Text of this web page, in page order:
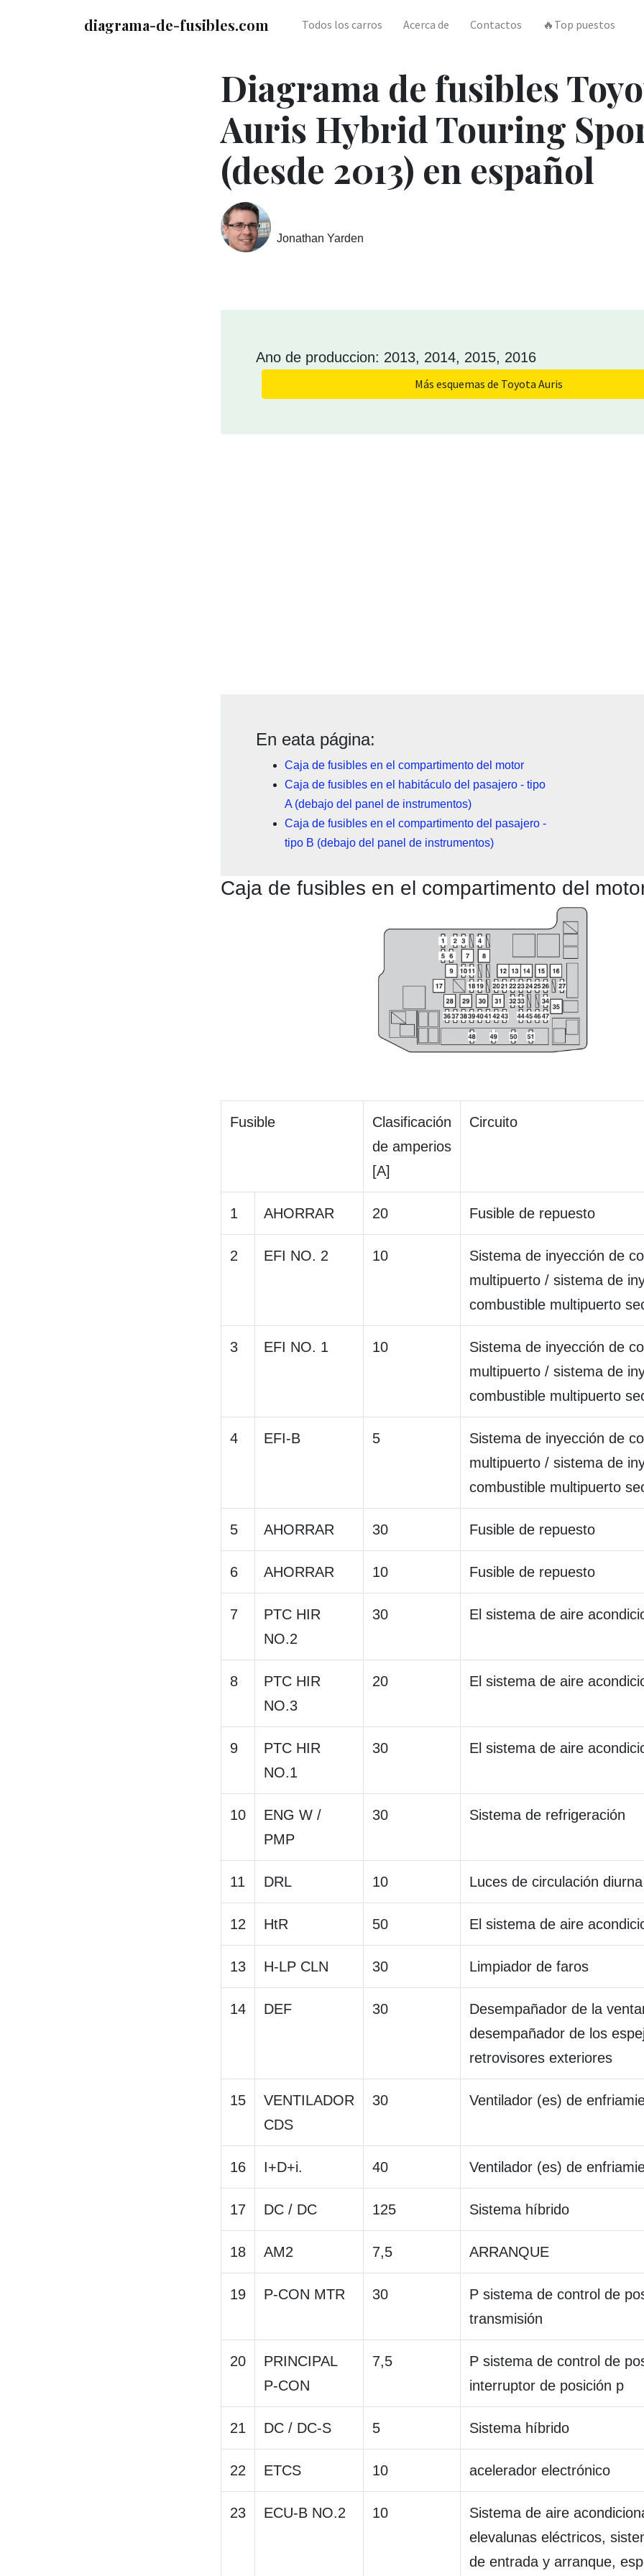
diagrama-de-fusibles.com Todos los carros Acerca de Contactos 🔥Top puestos
Diagrama de fusibles
Auris Hybrid Touring
(desde 2013) en español
Jonathan Yarden
Ano de produccion: 2013, 2014, 2015, 2016
Más esquemas de Toyota Auris
En eata página:
Caja de fusibles en el compartimento del motor
Caja de fusibles en el habitáculo del pasajero - tipo
A (debajo del panel de instrumentos)
Caja de fusibles en el compartimento del pasajero -
tipo B (debajo del panel de instrumentos)
Caja de fusibles en el compartimento del
Fusible
Clasificación
de amperios
[A]
Circuito
1 AHORRAR 20 Fusible de repuesto
2 EFI NO. 2 10
Sistema de inyección de
multipuerto / sistema de
combustible multipuerto
3 EFI NO. 1 10
Sistema de inyección de
multipuerto / sistema de
combustible multipuerto
4 EFI-B 5
Sistema de inyección de
multipuerto / sistema de
combustible multipuerto
5 AHORRAR 30 Fusible de repuesto
6 AHORRAR 10 Fusible de repuesto
7
PTC HIR
NO.2
30 El sistema de aire
8
PTC HIR
NO.3
20 El sistema de aire
9
PTC HIR
NO.1
30 El sistema de aire
10
ENG W /
PMP
30 Sistema de refrigeración
11 DRL 10 Luces de circulación diurna
12 HtR 50 El sistema de aire
13 H-LP CLN 30 Limpiador de faros
14 DEF 30
Desempañador de la
desempañador de los
retrovisores exteriores
15
VENTILADOR
CDS
30 Ventilador (es) de
16 I+D+i. 40 Ventilador (es) de
17 DC / DC 125 Sistema híbrido
18 AM2 7,5 ARRANQUE
19 P-CON MTR 30
P sistema de control de
transmisión
20
PRINCIPAL
P-CON
7,5
P sistema de control de
interruptor de posición p
21 DC / DC-S 5 Sistema híbrido
22 ETCS 10 acelerador electrónico
23 ECU-B NO.2 10
Sistema de aire
elevalunas eléctricos,
de entrada y arranque,